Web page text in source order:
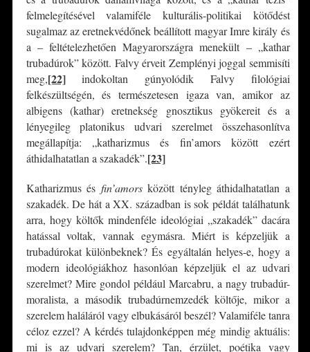
felmelegítésével valamiféle kulturális-politikai kötődést
sugalmaz az eretnekvédőnek beállított magyar Imre király és
a – feltételezhetően Magyarországra menekült – „kathar
trubadúrok” között. Falvy érveit Zemplényi joggal semmisíti
meg,[22]indokoltan gúnyolódik Falvy filológiai
felkészültségén, és természetesen igaza van, amikor az
albigens (kathar) eretnekség gnosztikus gyökereit és a
lényegileg platonikus udvari szerelmet összehasonlítva
megállapítja: „katharizmus és fin’amors között ezért
áthidalhatatlan a szakadék”.[23]
Katharizmus és fin’amorsközött tényleg áthidalhatatlan a
szakadék. De hát a XX. században is sok példát találhatunk
arra, hogy költők mindenféle ideológiai „szakadék” dacára
hatással voltak, vannak egymásra. Miért is képzeljük a
trubadúrokat különbeknek? És egyáltalán helyes-e, hogy a
modern ideológiákhoz hasonlóan képzeljük el az udvari
szerelmet? Mire gondol például Marcabru, a nagy trubadúr-
moralista, a második trubadúrnemzedék költője, mikor a
szerelem haláláról vagy elbukásáról beszél? Valamiféle tanra
céloz ezzel? A kérdés tulajdonképpen még mindig aktuális:
mi is az udvari szerelem? Tan, érzület, poétika vagy